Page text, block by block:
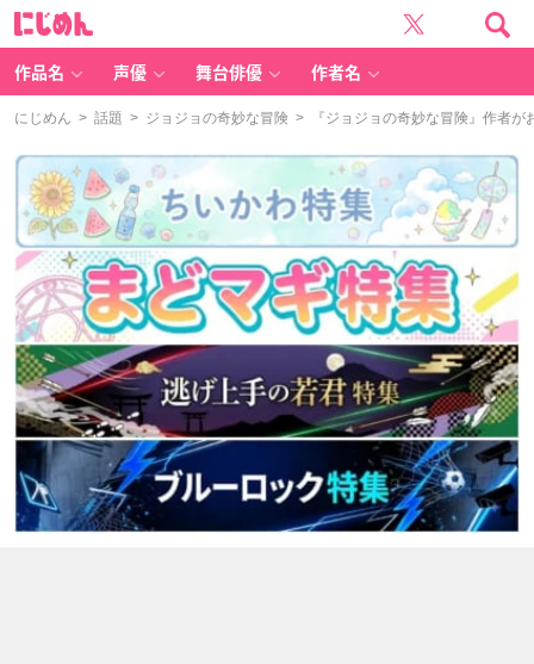
作品名 声優 舞台俳優 作者名
にじめん > 話題 > ジョジョの奇妙な冒険 > 『ジョジョの奇妙な冒険』作者が